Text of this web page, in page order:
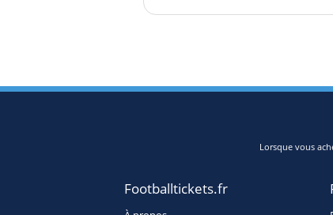
Lorsque vous
Footballtickets.fr